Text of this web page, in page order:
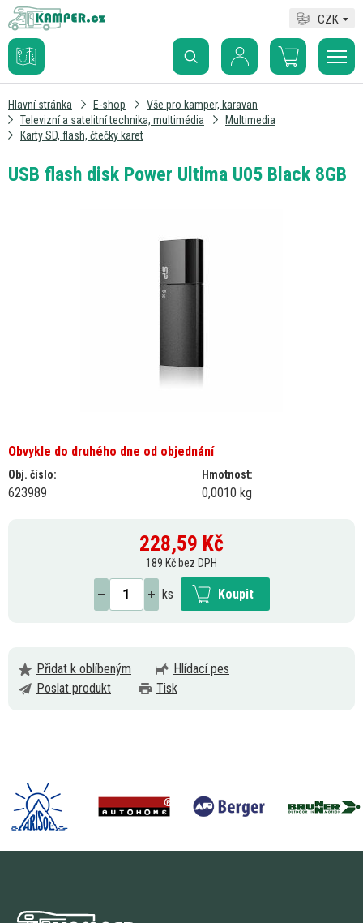
CZK
Hlavní stránka E-shop
Vše pro kamper, karavan
Televizní a satelitní technika, multimédia
Multimedia
Karty SD, flash, čtečky karet
USB flash disk Power Ultima U05 Black 8GB
Obvykle do druhého dne od objednání
Obj. číslo:
623989
Hmotnost:
0,0010 kg
228,59 Kč
189 Kč bez DPH
ks Koupit
Přidat k oblíbeným
Hlídací pes
Poslat produkt
Tisk